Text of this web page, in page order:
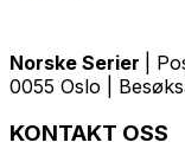
Norske Serier
|
0055 Oslo |
KONTAKT OSS